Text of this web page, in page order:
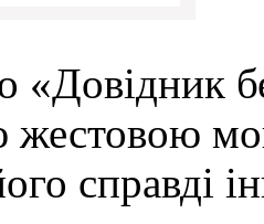
жестовою
справді